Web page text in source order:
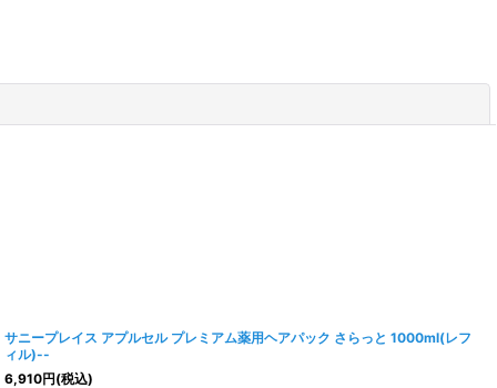
サニープレイス アプルセル プレミアム薬用ヘアパック さらっと 1000ml(レフ
ィル)--
6,910円(税込)